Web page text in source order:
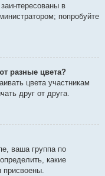
в
попробуйте
разные цвета?
цвета участникам
друг от друга.
ваша группа по
какие
присвоены.